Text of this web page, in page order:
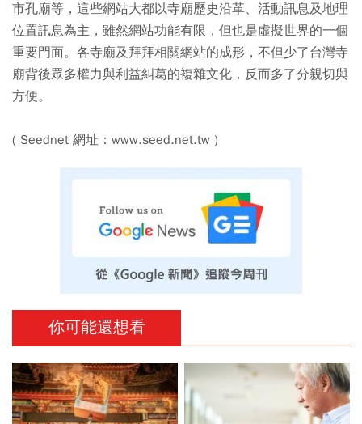
市孔廟等，這些網站大都以寺廟歷史沿革、活動訊息及地理
位置訊息為主，雖然網站功能有限，但也是虛擬世界的一個
重要門面。各寺廟及拜拜相關網站的成形，不但少了台灣寺
廟背後眾多權力與利益糾葛的複雜文化，反而多了分親切與
方便。
( Seednet 網址：www.seed.net.tw )
你可能還想看